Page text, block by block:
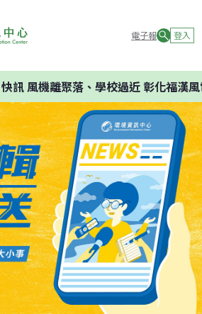
電子報 登入
快訊風機離聚落、學校過近 彰化福漢風